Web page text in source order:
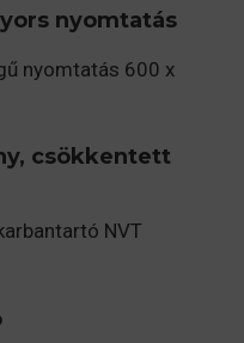
nyomtatás
nyomtatás 600 x
csökkentett
NVT